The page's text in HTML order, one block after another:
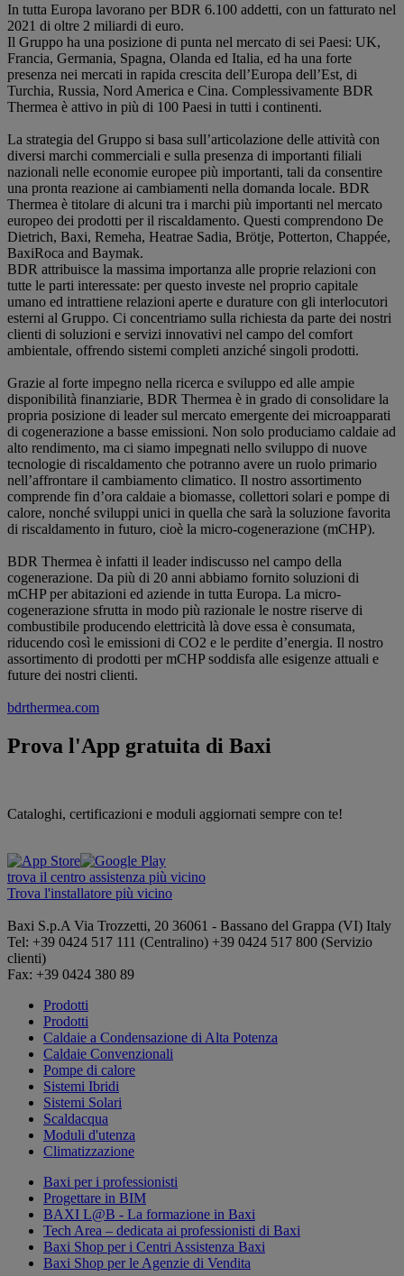
In tutta Europa lavorano per BDR 6.100 addetti, con un fatturato nel
2021 di oltre 2 miliardi di euro.
Il Gruppo ha una posizione di punta nel mercato di sei Paesi: UK,
Francia, Germania, Spagna, Olanda ed Italia, ed ha una forte
presenza nei mercati in rapida crescita dell’Europa dell’Est, di
Turchia, Russia, Nord America e Cina. Complessivamente BDR
Thermea è attivo in più di 100 Paesi in tutti i continenti.
La strategia del Gruppo si basa sull’articolazione delle attività con
diversi marchi commerciali e sulla presenza di importanti filiali
nazionali nelle economie europee più importanti, tali da consentire
una pronta reazione ai cambiamenti nella domanda locale. BDR
Thermea è titolare di alcuni tra i marchi più importanti nel mercato
europeo dei prodotti per il riscaldamento. Questi comprendono De
Dietrich, Baxi, Remeha, Heatrae Sadia, Brötje, Potterton, Chappée,
BaxiRoca and Baymak.
BDR attribuisce la massima importanza alle proprie relazioni con
tutte le parti interessate: per questo investe nel proprio capitale
umano ed intrattiene relazioni aperte e durature con gli interlocutori
esterni al Gruppo. Ci concentriamo sulla richiesta da parte dei nostri
clienti di soluzioni e servizi innovativi nel campo del comfort
ambientale, offrendo sistemi completi anziché singoli prodotti.
Grazie al forte impegno nella ricerca e sviluppo ed alle ampie
disponibilità finanziarie, BDR Thermea è in grado di consolidare la
propria posizione di leader sul mercato emergente dei microapparati
di cogenerazione a basse emissioni. Non solo produciamo caldaie ad
alto rendimento, ma ci siamo impegnati nello sviluppo di nuove
tecnologie di riscaldamento che potranno avere un ruolo primario
nell’affrontare il cambiamento climatico. Il nostro assortimento
comprende fin d’ora caldaie a biomasse, collettori solari e pompe di
calore, nonché sviluppi unici in quella che sarà la soluzione favorita
di riscaldamento in futuro, cioè la micro-cogenerazione (mCHP).
BDR Thermea è infatti il leader indiscusso nel campo della
cogenerazione. Da più di 20 anni abbiamo fornito soluzioni di
mCHP per abitazioni ed aziende in tutta Europa. La micro-
cogenerazione sfrutta in modo più razionale le nostre riserve di
combustibile producendo elettricità là dove essa è consumata,
riducendo così le emissioni di CO2 e le perdite d’energia. Il nostro
assortimento di prodotti per mCHP soddisfa alle esigenze attuali e
future dei nostri clienti.
bdrthermea.com
Prova l'App gratuita di Baxi
Cataloghi, certificazioni e moduli aggiornati sempre con te!
trova il centro assistenza più vicino
Trova l'installatore più vicino
Baxi S.p.AVia Trozzetti, 20 36061 - Bassano del Grappa (VI) Italy
Tel: +39 0424 517 111 (Centralino) +39 0424 517 800 (Servizio
clienti)
Fax: +39 0424 380 89
Prodotti
Prodotti
Caldaie a Condensazione di Alta Potenza
Caldaie Convenzionali
Pompe di calore
Sistemi Ibridi
Sistemi Solari
Scaldacqua
Moduli d'utenza
Climatizzazione
Baxi per i professionisti
Progettare in BIM
BAXI L@B - La formazione in Baxi
Tech Area – dedicata ai professionisti di Baxi
Baxi Shop per i Centri Assistenza Baxi
Baxi Shop per le Agenzie di Vendita